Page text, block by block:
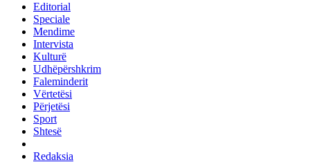
Editorial
Speciale
Mendime
Intervista
Kulturë
Udhëpërshkrim
Faleminderit
Vërtetësi
Përjetësi
Sport
Shtesë
Redaksia